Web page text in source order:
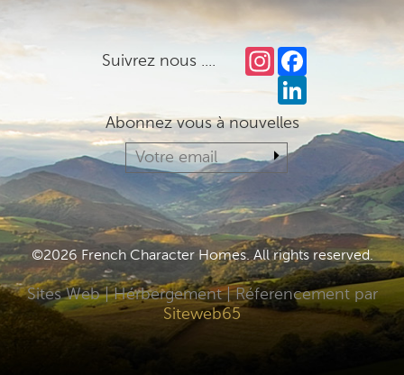
Suivrez nous .... Facebook
Instagram
LinkedIn
Abonnez vous à nouvelles
©2026 French Character Homes. All rights reserved.
Sites Web | Hérbergement | Réferencement par
Siteweb65